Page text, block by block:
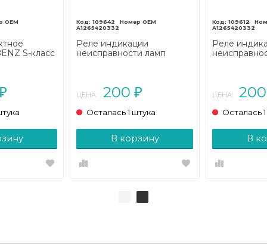
S-класс
109642
A1265420332
Реле индикации
неисправности ламп
ЦЕНА: 200 ₽
Осталась 1 штука
В корзину
109612
A1265420332
Реле
ЦЕНА:
Осталась
В